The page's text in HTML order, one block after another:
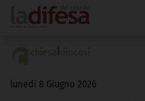
content
lunedì 8 Giugno 2026